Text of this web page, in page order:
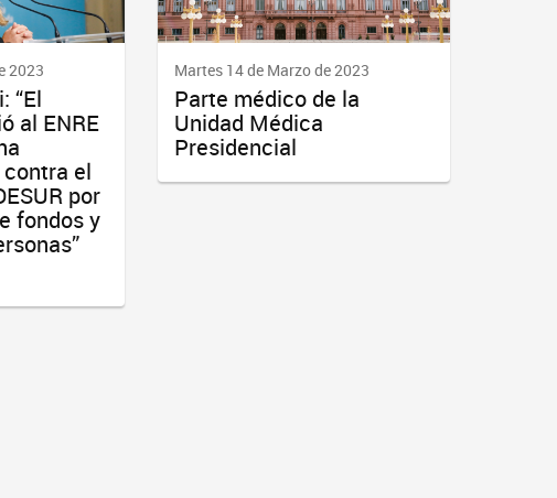
2023
“El
al ENRE
el
por
fondos y
Martes 14 de Marzo de 2023
Parte médico de la
Unidad Médica
Presidencial